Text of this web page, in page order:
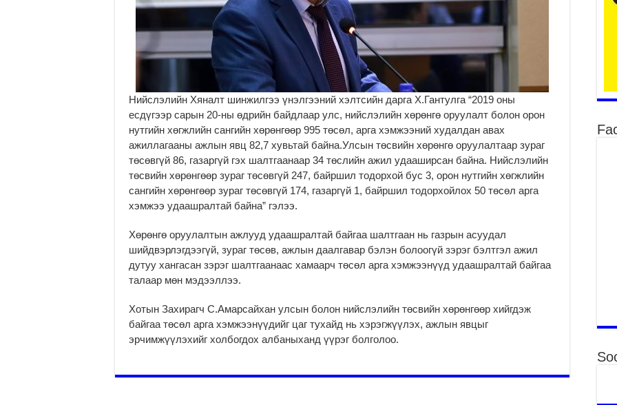
Нийслэлийн Хяналт шинжилгээ үнэлгээний хэлтсийн дарга Х.Гантулга “2019 оны
есдүгээр сарын 20-ны өдрийн байдлаар улс, нийслэлийн хөрөнгө оруулалт болон орон
нутгийн хөгжлийн сангийн хөрөнгөөр 995 төсөл, арга хэмжээний худалдан авах
ажиллагааны ажлын явц 82,7 хувьтай байна.Улсын төсвийн хөрөнгө оруулалтаар зураг
төсөвгүй 86, газаргүй гэх шалтгаанаар 34 төслийн ажил удааширсан байна. Нийслэлийн
төсвийн хөрөнгөөр зураг төсөвгүй 247, байршил тодорхой бус 3, орон нутгийн хөгжлийн
сангийн хөрөнгөөр зураг төсөвгүй 174, газаргүй 1, байршил тодорхойлох 50 төсөл арга
хэмжээ удаашралтай байна” гэлээ.
Хөрөнгө оруулалтын ажлууд удаашралтай байгаа шалтгаан нь газрын асуудал
шийдвэрлэгдээгүй, зураг төсөв, ажлын даалгавар бэлэн болоогүй зэрэг бэлтгэл ажил
дутуу хангасан зэрэг шалтгаанаас хамаарч төсөл арга хэмжээнүүд удаашралтай байгаа
талаар мөн мэдээллээ.
Хотын Захирагч С.Амарсайхан улсын болон нийслэлийн төсвийн хөрөнгөөр хийгдэж
байгаа төсөл арга хэмжээнүүдийг цаг тухайд нь хэрэгжүүлэх, ажлын явцыг
эрчимжүүлэхийг холбогдох албаныханд үүрэг болголоо.